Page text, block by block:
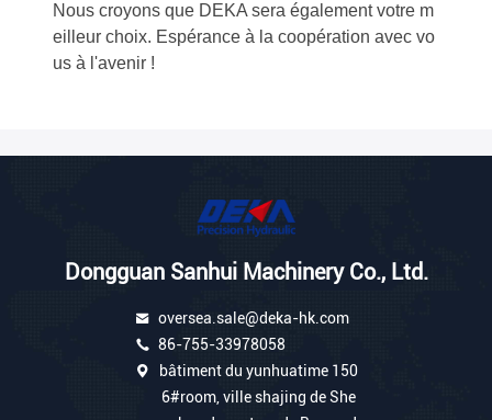
Nous croyons que DEKA sera également votre m
eilleur choix. Espérance à la coopération avec vo
us à l'avenir !
Dongguan Sanhui Machinery Co., Ltd.
oversea.sale@deka-hk.com
86-755-33978058
bâtiment du yunhuatime 150
6#room, ville shajing de She